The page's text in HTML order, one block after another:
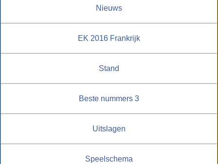
Nieuws
EK 2016 Frankrijk
Stand
Beste nummers 3
Uitslagen
Speelschema